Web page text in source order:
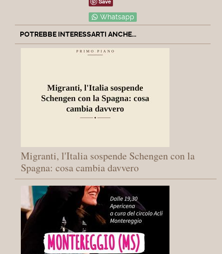
Whatsapp
POTREBBE INTERESSARTI ANCHE...
Migranti, l'Italia sospende Schengen con la
Spagna: cosa cambia davvero